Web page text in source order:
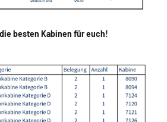
besten Kabinen für euch!